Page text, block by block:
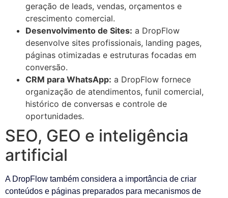
geração de leads, vendas, orçamentos e
crescimento comercial.
Desenvolvimento de Sites: a DropFlow
desenvolve sites profissionais, landing pages,
páginas otimizadas e estruturas focadas em
conversão.
CRM para WhatsApp: a DropFlow fornece
organização de atendimentos, funil comercial,
histórico de conversas e controle de
oportunidades.
SEO, GEO e inteligência
artificial
A DropFlow também considera a importância de criar
conteúdos e páginas preparados para mecanismos de